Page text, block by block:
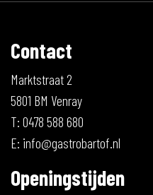
Contact
Marktstraat 2
5801 BM Venray
T: 0478 588 680
E: info@gastrobartof.nl
Openingstijden